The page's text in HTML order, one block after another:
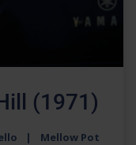
(1971)
Mellow Pot